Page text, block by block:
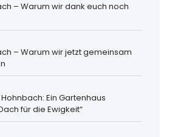
– Warum wir dank euch noch
– Warum wir jetzt gemeinsam
Ein Gartenhaus
für die Ewigkeit“